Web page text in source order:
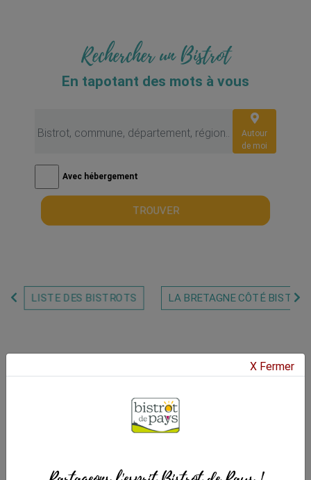
Rechercher un Bistrot
En tapotant des mots à vous
Autour
de moi
Avec hébergement
TROUVER
LISTE DES BISTROTS LA BRETAGNE CÔTÉ
Bistrots de Pays des
Côtes d'Armor
X Fermer